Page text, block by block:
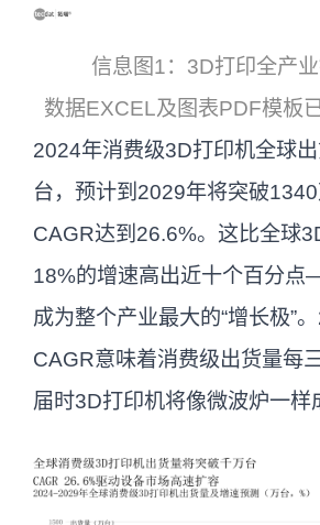
信息图1：3D打印全产
数据EXCEL及图表PDF模板
2024年消费级3D打印机全球
台，预计到2029年将突破
CAGR达到26.6%。这比全球
18%的增速高出近十个百分
成为整个产业最大的“增长极”
CAGR意味着消费级出货量每
届时3D打印机将像微波炉一样